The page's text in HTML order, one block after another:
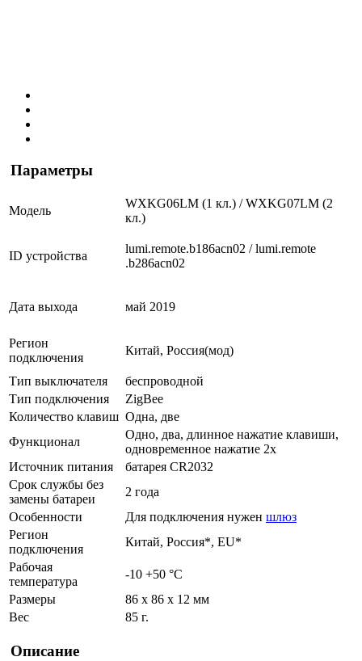
Параметры
Модель
WXKG06LM (1 кл.) / WXKG07LM (2
кл.)
ID устройства
lumi.remote.b186acn02 / lumi.remote
.b286acn02
Дата выхода май 2019
Регион
подключения
Китай, Россия(мод)
Тип выключателя
беспроводной
Тип подключения
ZigBee
Количество клавиш Одна, две
Функционал
Одно, два, длинное нажатие клавиши,
одновременное нажатие 2х
Источник питания
батарея CR2032
Срок службы без
замены батареи
2 года
Особенности
Для подключения нужен шлюз
Регион
подключения
Китай, Россия*, EU*
Рабочая
температура
-10 +50 °C
Размеры
86 х 86 х 12 мм
Вес
85 г.
Описание